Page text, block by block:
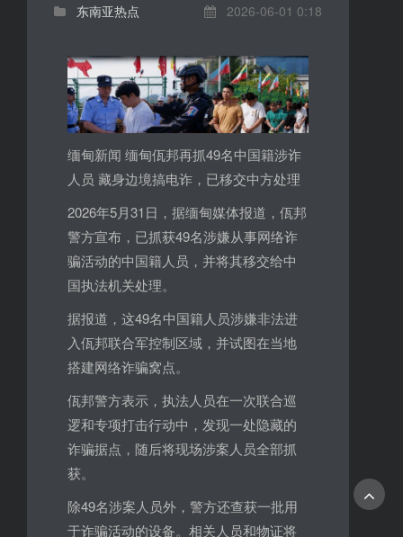
东南亚热点 2026-06-01 0:18
缅甸新闻 缅甸佤邦再抓49名中国籍涉诈
人员 藏身边境搞电诈，已移交中方处理
2026年5月31日，据缅甸媒体报道，佤邦
警方宣布，已抓获49名涉嫌从事网络诈
骗活动的中国籍人员，并将其移交给中
国执法机关处理。
据报道，这49名中国籍人员涉嫌非法进
入佤邦联合军控制区域，并试图在当地
搭建网络诈骗窝点。
佤邦警方表示，执法人员在一次联合巡
逻和专项打击行动中，发现一处隐藏的
诈骗据点，随后将现场涉案人员全部抓
获。
除49名涉案人员外，警方还查获一批用
于诈骗活动的设备。相关人员和物证将